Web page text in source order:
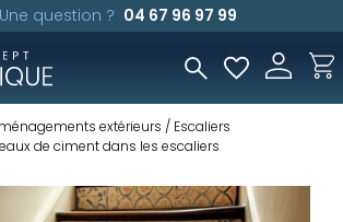
Une question ? 04 67 96 97 99
extérieurs
Escaliers
de ciment dans les escaliers